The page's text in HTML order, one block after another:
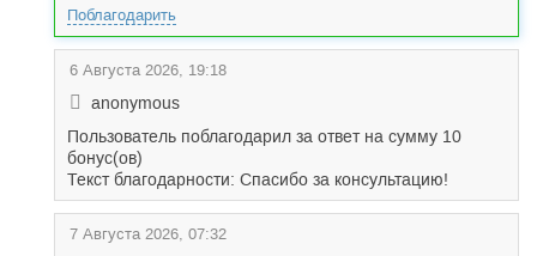
Поблагодарить
6 Августа 2026, 19:18
anonymous
Пользователь поблагодарил за ответ на сумму 10
бонус(ов)
Текст благодарности: Спасибо за консультацию!
7 Августа 2026, 07:32